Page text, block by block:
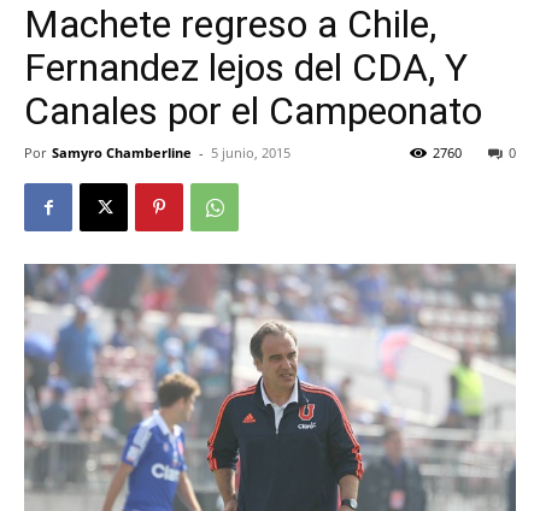
Machete regreso a Chile,
Fernandez lejos del CDA, Y
Canales por el Campeonato
Por Samyro Chamberline - 5 junio, 2015 0
2760